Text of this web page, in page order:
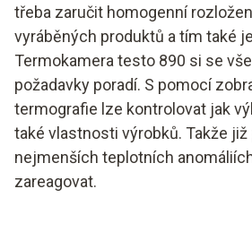
třeba zaručit homogenní
vyráběných produktů a tím také
Termokamera testo 890 si se
požadavky poradí. S pomocí
termografie lze kontrolovat jak
také vlastnosti výrobků. Takže již
nejmenších teplotních
zareagovat.